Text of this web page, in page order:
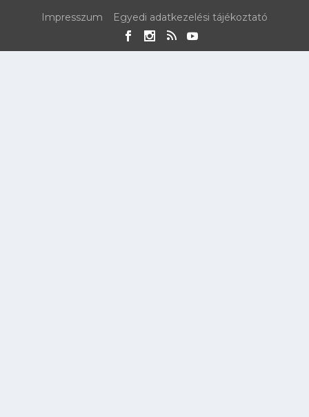
Impresszum Egyedi adatkezelési tájékoztató